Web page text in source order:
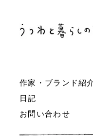
作家・ブランド紹
日記
お問い合わせ